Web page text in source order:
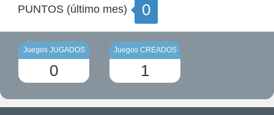
PUNTOS (último mes) 0
Juegos JUGADOS
0
Juegos CREADOS
1